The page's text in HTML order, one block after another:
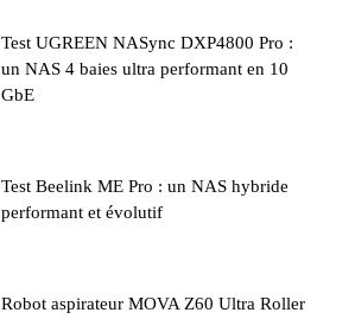
Test UGREEN NASync DXP4800 Pro :
un NAS 4 baies ultra performant en 10
GbE
Test Beelink ME Pro : un NAS hybride
performant et évolutif
Robot aspirateur MOVA Z60 Ultra Roller